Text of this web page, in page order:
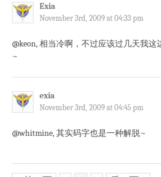
Exia
November 3rd, 2009 at 04:33 pm
@keon, 相当冷啊，不过应该过几天我这
~
exia
November 3rd, 2009 at 04:45 pm
@whitmine, 其实码字也是一种解脱~